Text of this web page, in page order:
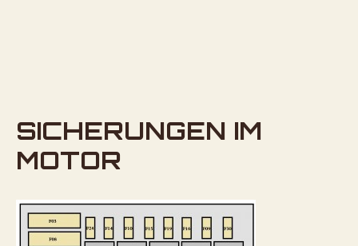
SICHERUNGEN IM
MOTOR